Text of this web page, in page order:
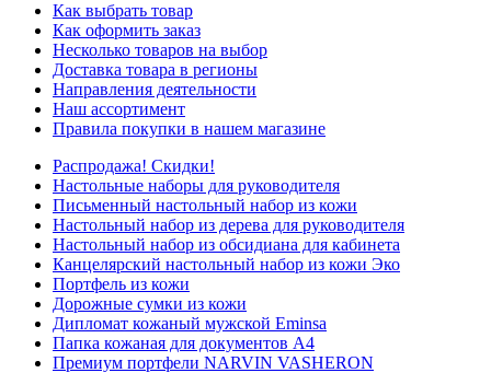
Как выбрать товар
Как оформить заказ
Несколько товаров на выбор
Доставка товара в регионы
Направления деятельности
Наш ассортимент
Правила покупки в нашем магазине
Распродажа! Скидки!
Настольные наборы для руководителя
Письменный настольный набор из кожи
Настольный набор из дерева для руководителя
Настольный набор из обсидиана для кабинета
Канцелярский настольный набор из кожи Эко
Портфель из кожи
Дорожные сумки из кожи
Дипломат кожаный мужской Eminsa
Папка кожаная для документов А4
Премиум портфели NARVIN VASHERON